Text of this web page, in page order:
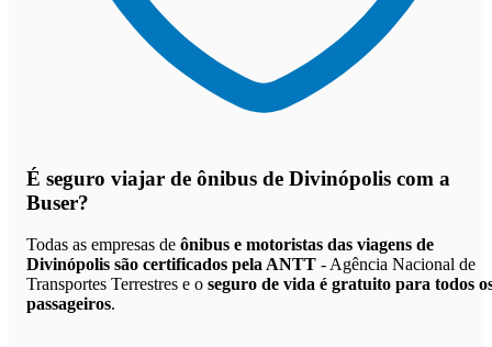
É seguro viajar de ônibus de Divinópolis com a
Buser?
Todas as empresas de ônibus e motoristas das viagens de
Divinópolis são certificados pela ANTT - Agência Nacional de
Transportes Terrestres e o seguro de vida é gratuito para todos
passageiros.